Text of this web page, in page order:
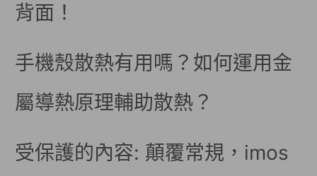
背面！
手機殼散熱有用嗎？如何運用金
屬導熱原理輔助散熱？
受保護的內容: 顛覆常規，imos